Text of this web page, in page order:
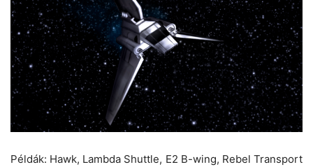
Példák: Hawk, Lambda Shuttle, E2 B-wing, Rebel Transport